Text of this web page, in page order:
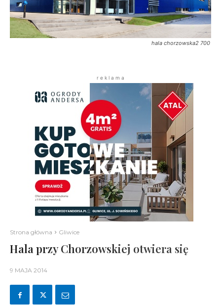
hala chorzowska2 700
r e k l a m a
Strona główna Gliwice
Hala przy Chorzowskiej otwiera się
9 MAJA 2014